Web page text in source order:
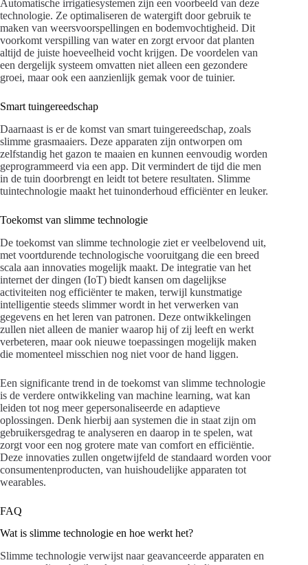
Automatische irrigatiesystemen zijn een voorbeeld van deze
technologie. Ze optimaliseren de watergift door gebruik te
maken van weersvoorspellingen en bodemvochtigheid. Dit
voorkomt verspilling van water en zorgt ervoor dat planten
altijd de juiste hoeveelheid vocht krijgen. De voordelen van
een dergelijk systeem omvatten niet alleen een gezondere
groei, maar ook een aanzienlijk gemak voor de tuinier.
Smart tuingereedschap
Daarnaast is er de komst van smart tuingereedschap, zoals
slimme grasmaaiers. Deze apparaten zijn ontworpen om
zelfstandig het gazon te maaien en kunnen eenvoudig worden
geprogrammeerd via een app. Dit vermindert de tijd die men
in de tuin doorbrengt en leidt tot betere resultaten. Slimme
tuintechnologie maakt het tuinonderhoud efficiënter en leuker.
Toekomst van slimme technologie
De toekomst van slimme technologie ziet er veelbelovend uit,
met voortdurende technologische vooruitgang die een breed
scala aan innovaties mogelijk maakt. De integratie van het
internet der dingen (IoT) biedt kansen om dagelijkse
activiteiten nog efficiënter te maken, terwijl kunstmatige
intelligentie steeds slimmer wordt in het verwerken van
gegevens en het leren van patronen. Deze ontwikkelingen
zullen niet alleen de manier waarop hij of zij leeft en werkt
verbeteren, maar ook nieuwe toepassingen mogelijk maken
die momenteel misschien nog niet voor de hand liggen.
Een significante trend in de toekomst van slimme technologie
is de verdere ontwikkeling van machine learning, wat kan
leiden tot nog meer gepersonaliseerde en adaptieve
oplossingen. Denk hierbij aan systemen die in staat zijn om
gebruikersgedrag te analyseren en daarop in te spelen, wat
zorgt voor een nog grotere mate van comfort en efficiëntie.
Deze innovaties zullen ongetwijfeld de standaard worden voor
consumentenproducten, van huishoudelijke apparaten tot
wearables.
FAQ
Wat is slimme technologie en hoe werkt het?
Slimme technologie verwijst naar geavanceerde apparaten en